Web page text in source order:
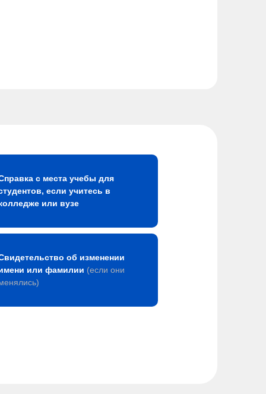
с места учебы для
если учитесь в
или вузе
об изменении
или фамилии (если они